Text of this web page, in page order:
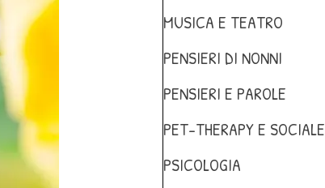
MUSICA E TEATRO
PENSIERI DI NONNI
PENSIERI E PAROLE
PET-THERAPY E SOCIALE
PSICOLOGIA